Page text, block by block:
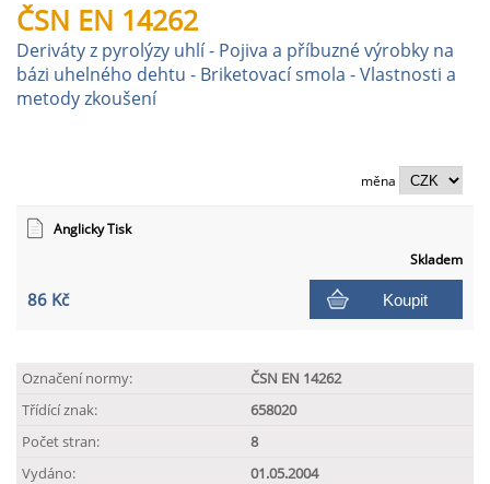
ČSN EN 14262
Deriváty z pyrolýzy uhlí - Pojiva a příbuzné výrobky na
bázi uhelného dehtu - Briketovací smola - Vlastnosti a
metody zkoušení
měna
Anglicky Tisk
Skladem
86 Kč Koupit
Označení normy:
ČSN EN 14262
Třídící znak:
658020
Počet stran:
8
Vydáno:
01.05.2004